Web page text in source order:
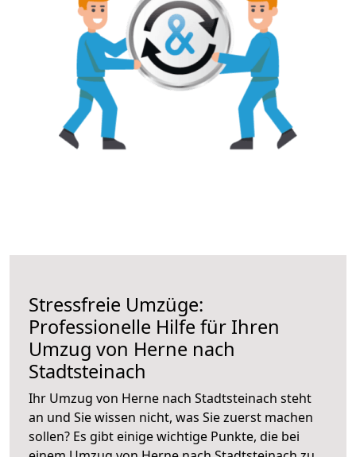
Stressfreie Umzüge:
Professionelle Hilfe für Ihren
Umzug von Herne nach
Stadtsteinach
Ihr Umzug von Herne nach Stadtsteinach steht
an und Sie wissen nicht, was Sie zuerst machen
sollen? Es gibt einige wichtige Punkte, die bei